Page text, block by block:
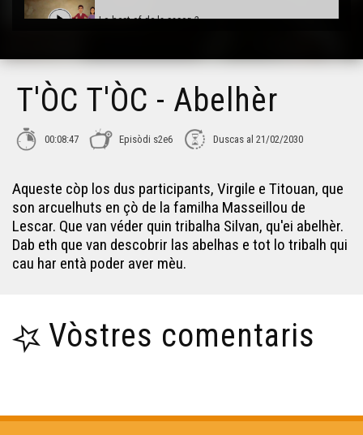
Lo best-of de la sason 2
T'ÒC T'ÒC - Abelhèr
00:08:47 Episòdi s2e6 Duscas al 21/02/2030
Aqueste còp los dus participants, Virgile e Titouan, que
son arcuelhuts en çò de la familha Masseillou de
Lescar. Que van véder quin tribalha Silvan, qu'ei abelhèr.
Dab eth que van descobrir las abelhas e tot lo tribalh qui
cau har entà poder aver mèu.
Vòstres comentaris